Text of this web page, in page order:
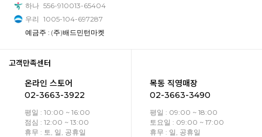
하나 556-910013-65404
우리 1005-104-697287
예금주 : (주)배드민턴마켓
고객만족센터
온라인 스토어
02-3663-3922
평일 : 10:00 ~ 16:00
점심 : 12:00 ~ 13:00
휴무 : 토, 일, 공휴일
목동 직영매장
02-3663-3490
평일 : 09:00 ~ 18:00
토요일 : 09:00 ~ 17:00
휴무 : 일, 공휴일